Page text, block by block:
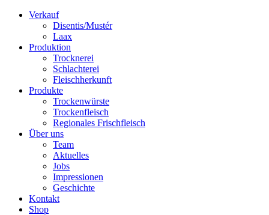
Verkauf
Disentis/Mustér
Laax
Produktion
Trocknerei
Schlachterei
Fleischherkunft
Produkte
Trockenwürste
Trockenfleisch
Regionales Frischfleisch
Über uns
Team
Aktuelles
Jobs
Impressionen
Geschichte
Kontakt
Shop